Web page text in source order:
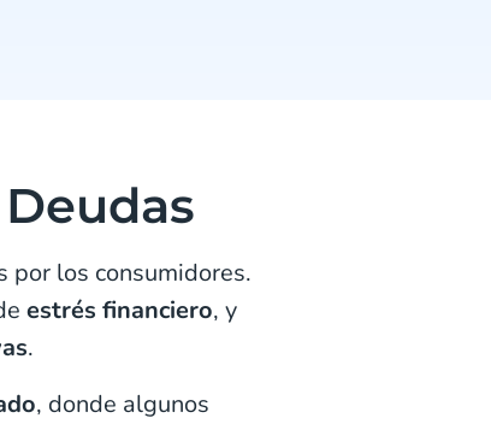
por los consumidores.
estrés financiero, y
.
, donde algunos